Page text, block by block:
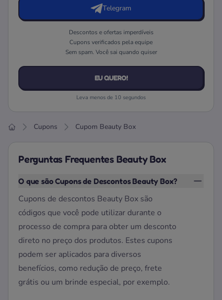
Telegram
Descontos e ofertas imperdíveis
Cupons verificados pela equipe
Sem spam. Você sai quando quiser
EU QUERO!
Leva menos de 10 segundos
Cupons Cupom Beauty Box
Perguntas Frequentes Beauty Box
O que são Cupons de Descontos Beauty Box?
Cupons de descontos Beauty Box são
códigos que você pode utilizar durante o
processo de compra para obter um desconto
direto no preço dos produtos. Estes cupons
podem ser aplicados para diversos
benefícios, como redução de preço, frete
grátis ou um brinde especial, por exemplo.